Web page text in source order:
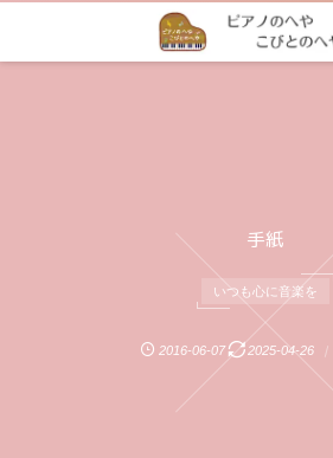
手紙
いつも心に音楽を
2016-06-07 2025-04-26